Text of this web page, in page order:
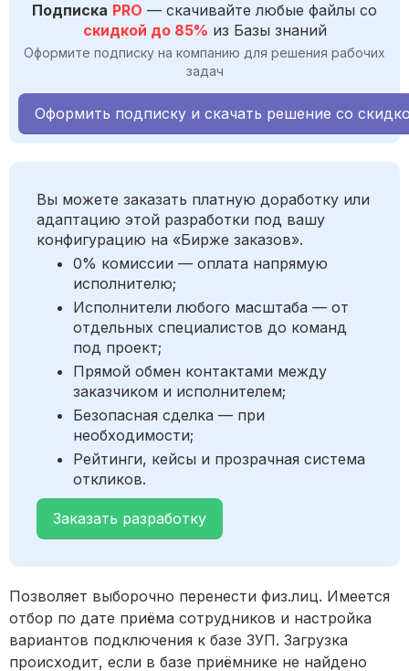
Подписка PRO — скачивайте любые файлы со
скидкой до 85% из Базы знаний
Оформите подписку на компанию для решения рабочих
задач
Оформить подписку и скачать решение со
Вы можете заказать платную доработку или
адаптацию этой разработки под вашу
конфигурацию на «Бирже заказов».
0% комиссии — оплата напрямую
исполнителю;
Исполнители любого масштаба — от
отдельных специалистов до команд
под проект;
Прямой обмен контактами между
заказчиком и исполнителем;
Безопасная сделка — при
необходимости;
Рейтинги, кейсы и прозрачная система
откликов.
Заказать разработку
Позволяет выборочно перенести физ.лиц. Имеется
отбор по дате приёма сотрудников и настройка
вариантов подключения к базе ЗУП. Загрузка
происходит, если в базе приёмнике не найдено